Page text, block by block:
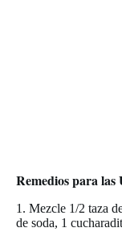
Remedios para
1. Mezcle 1/2 taza
de soda, 1